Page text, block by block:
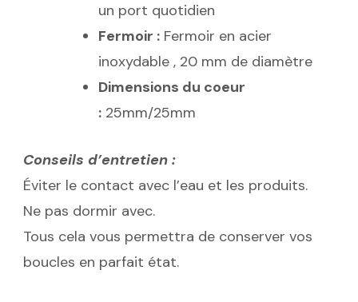
un port quotidien
Fermoir : Fermoir en acier
inoxydable , 20 mm de diamètre
Dimensions du coeur
: 25mm/25mm
Conseils d’entretien :
Éviter le contact avec l’eau et les produits.
Ne pas dormir avec.
Tous cela vous permettra de conserver vos
boucles en parfait état.